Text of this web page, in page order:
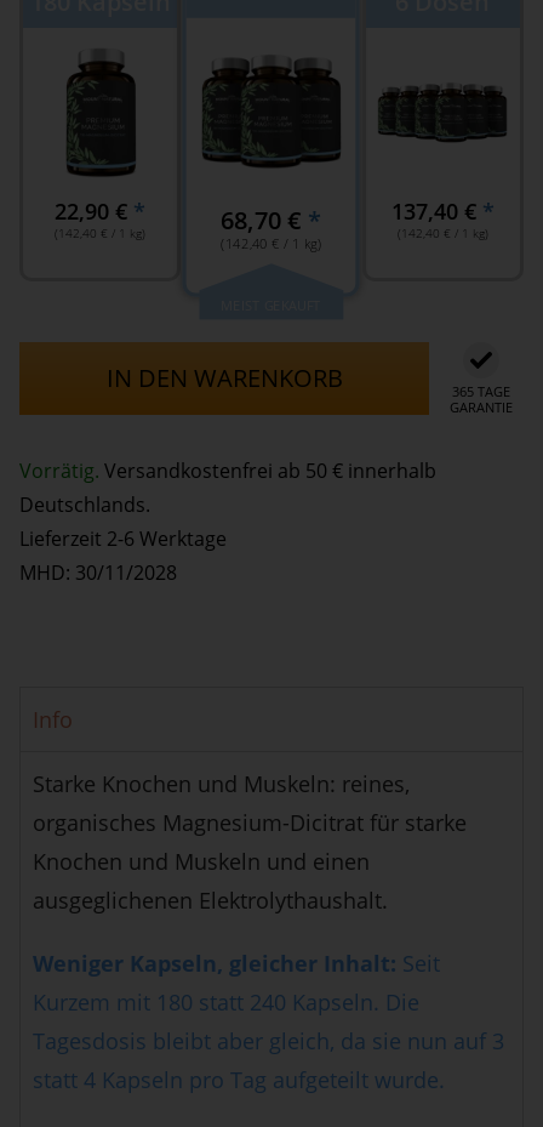
22,90 € *
( 142,40 € / 1 kg) 68,70 € *
(142,40 € / 1 kg)
137,40 € *
( 142,40 € / 1 kg)
Vorrätig. Versandkostenfrei ab 50 € innerhalb
Deutschlands.
Lieferzeit 2-6 Werktage
MHD: 30/11/2028
IN DEN WARENKORB
365 TAGE
GARANTIE
Info
Starke Knochen und Muskeln: reines,
organisches Magnesium-Dicitrat für starke
Knochen und Muskeln und einen
ausgeglichenen Elektrolythaushalt.
Weniger Kapseln, gleicher Inhalt: Seit
Kurzem mit 180 statt 240 Kapseln. Die
Tagesdosis bleibt aber gleich, da sie nun auf 3
statt 4 Kapseln pro Tag aufgeteilt wurde.